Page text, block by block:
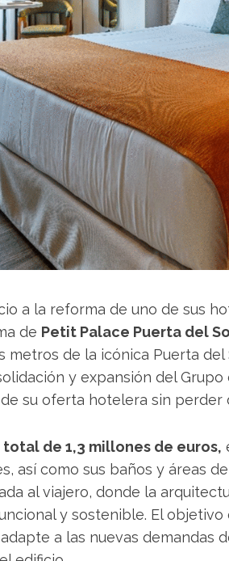
a la reforma de uno de sus
de Petit Palace Puerta del
metros de la icónica Puerta
y expansión del
su oferta hotelera sin
de 1,3 millones de euros,
así como sus baños y áreas
al viajero, donde la
y sostenible. El
a las nuevas demandas